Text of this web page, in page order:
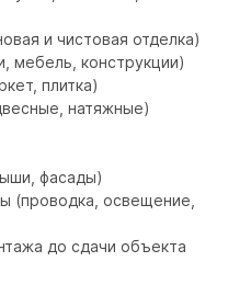
и чистовая отделка)
мебель, конструкции)
плитка)
натяжные)
фасады)
(проводка, освещение,
до сдачи объекта